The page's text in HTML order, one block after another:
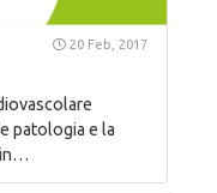
20 Feb, 2017
patologia e la
in…